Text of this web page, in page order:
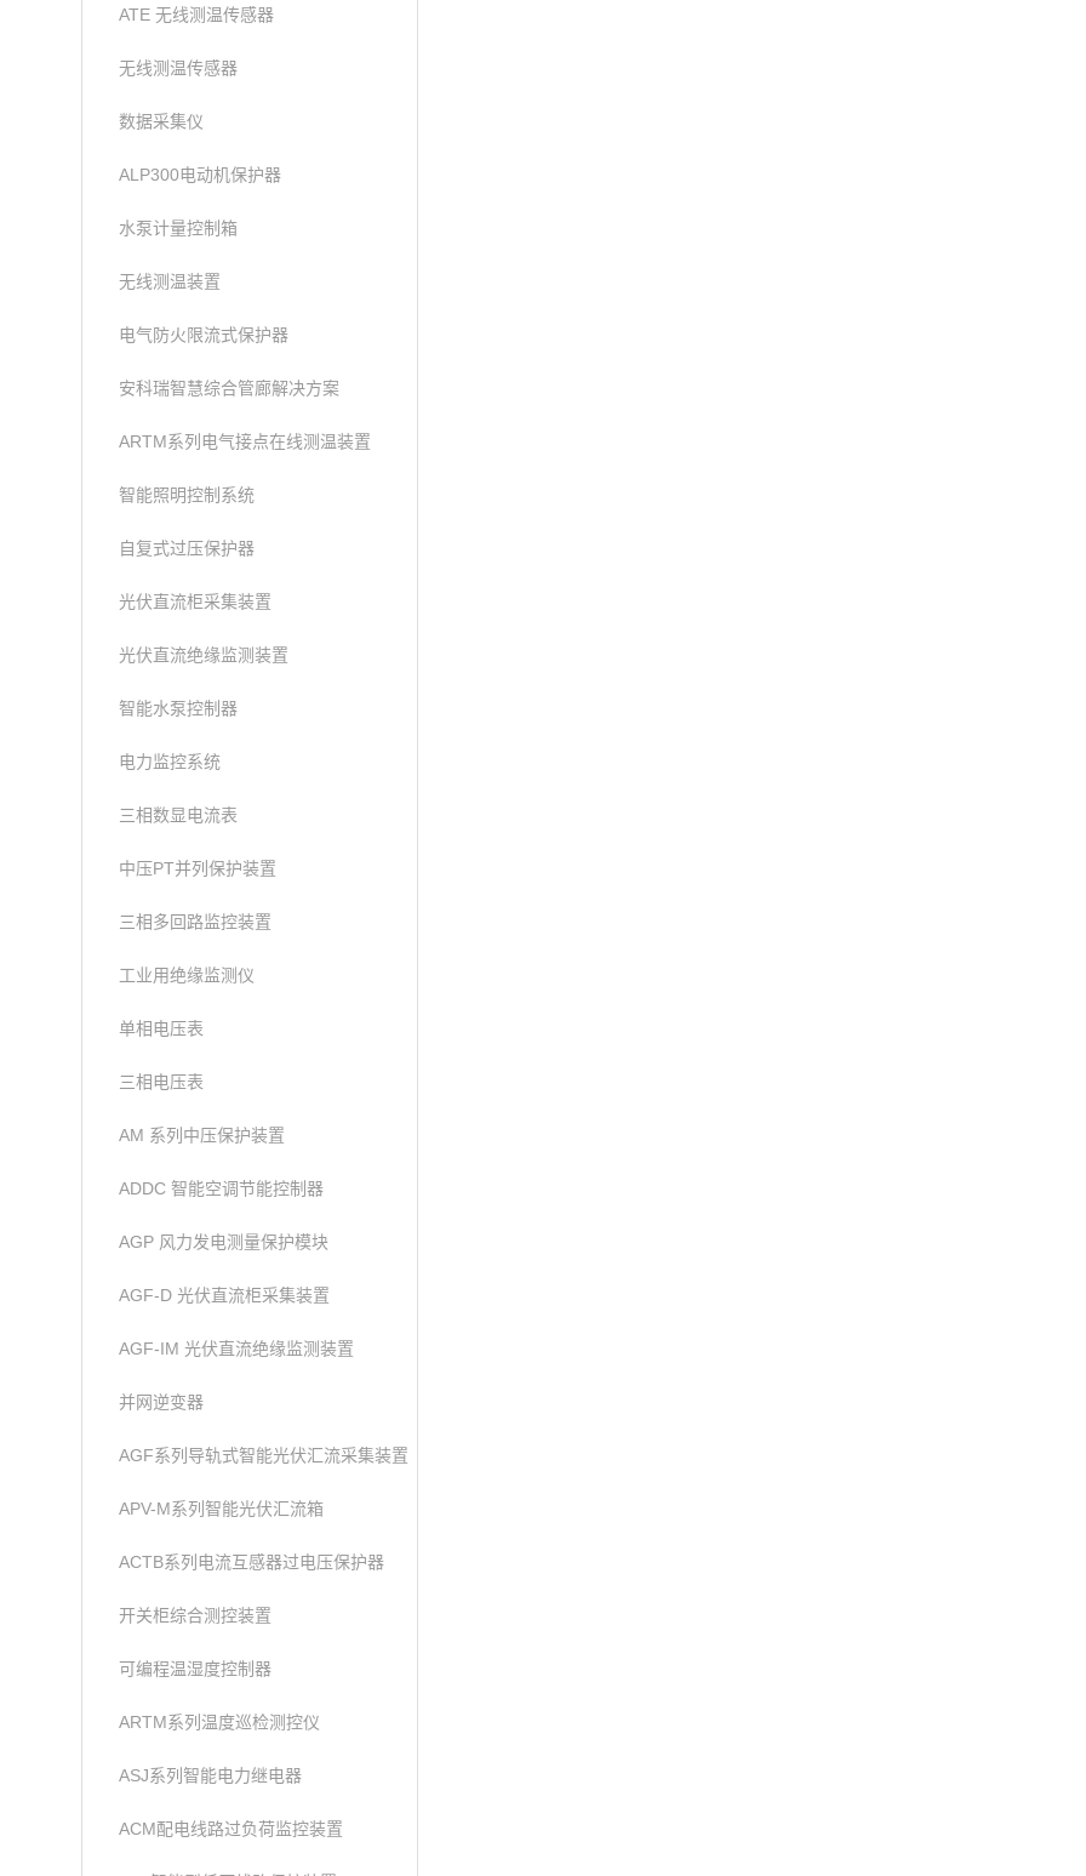
ATE 无线测温传感器
无线测温传感器
数据采集仪
ALP300电动机保护器
水泵计量控制箱
无线测温装置
电气防火限流式保护器
安科瑞智慧综合管廊解决方案
ARTM系列电气接点在线测温装置
智能照明控制系统
自复式过压保护器
光伏直流柜采集装置
光伏直流绝缘监测装置
智能水泵控制器
电力监控系统
三相数显电流表
中压PT并列保护装置
三相多回路监控装置
工业用绝缘监测仪
单相电压表
三相电压表
AM 系列中压保护装置
ADDC 智能空调节能控制器
AGP 风力发电测量保护模块
AGF-D 光伏直流柜采集装置
AGF-IM 光伏直流绝缘监测装置
并网逆变器
AGF系列导轨式智能光伏汇流采集装置
APV-M系列智能光伏汇流箱
ACTB系列电流互感器过电压保护器
开关柜综合测控装置
可编程温湿度控制器
ARTM系列温度巡检测控仪
ASJ系列智能电力继电器
ACM配电线路过负荷监控装置